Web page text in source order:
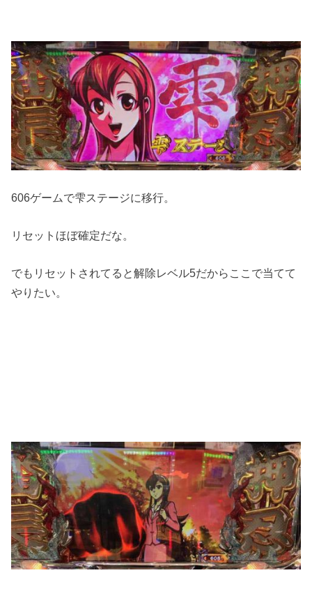
606ゲームで雫ステージに移行。
リセットほぼ確定だな。
でもリセットされてると解除レベル5だからここで当てて
やりたい。